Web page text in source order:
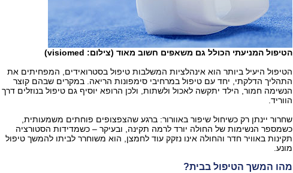
הטיפול המניעתי הכולל גם משאפים חשוב מאוד (צילום: visiomed)
הטיפול היעיל ביותר הוא אינהלציות המשלבות טיפול בסטרואידים, המפחיתים את
התהליך הדלקתי, יחד עם טיפול במרחיבי סימפונות הריאה. במקרים שבהם קוצר
הנשימה חמור, הילד יתקשה לאכול ולשתות, ולכן הרופא יוסיף גם טיפול בנוזלים דרך
הווריד.
שחרור יינתן רק כשיחול שיפור באוורור: ברגע שהצפצופים פוחתים משמעותית,
כשמספר הנשימות של החולה יורד לרמה תקינה, ובעיקר – כשמדידות הסטורציה
תקינות באוויר חדר והחולה אינו נזקק עוד לחמצן, הוא משוחרר לביתו להמשך טיפול
מונע.
מהו המשך הטיפול בבית?